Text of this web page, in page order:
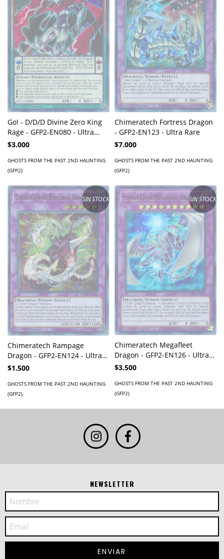
Go! - D/D/D Divine Zero King
Rage - GFP2-EN080 - Ultra
Rare
$3.000
GHOSTS FROM THE PAST 2ND HAUNTING
(GFP2)
Chimeratech Fortress Dragon
- GFP2-EN123 - Ultra Rare
$7.000
GHOSTS FROM THE PAST 2ND HAUNTING
(GFP2)
SIN STOCK
Chimeratech Rampage
Dragon - GFP2-EN124 - Ultra
Rare
$1.500
GHOSTS FROM THE PAST 2ND HAUNTING
(GFP2)
SIN STOCK
Chimeratech Megafleet
Dragon - GFP2-EN126 - Ultra
Rare
$3.500
GHOSTS FROM THE PAST 2ND HAUNTING
(GFP2)
NEWSLETTER